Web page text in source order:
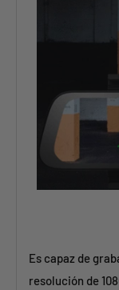
Es capaz de
resolución de